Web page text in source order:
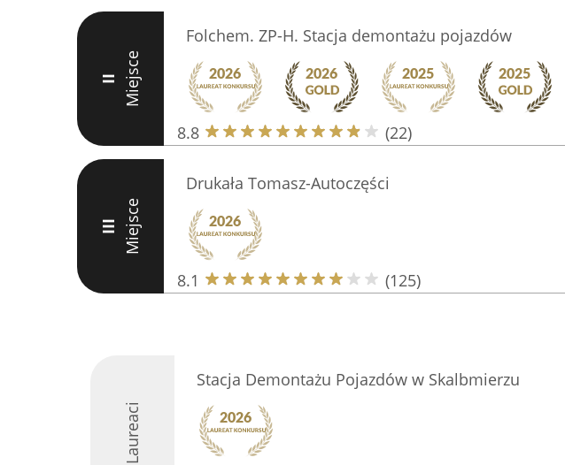
II Miejsce
Folchem. ZP-H. Stacja demontażu pojazdów
8.8 (22)
III Miejsce
Drukała Tomasz-Autoczęści
8.1 (125)
Laureaci
Stacja Demontażu Pojazdów w Skalbmierzu